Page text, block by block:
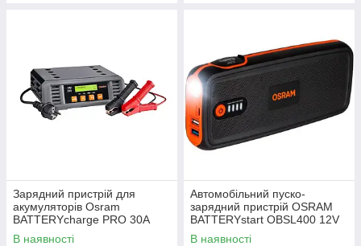
Зарядний пристрій для
акумуляторів Osram
BATTERYcharge PRO 30A
12/24V OSCP3024
В наявності
Автомобільний пуско-
зарядний пристрій OSRAM
BATTERYstart OBSL400 12V
400A
В наявності